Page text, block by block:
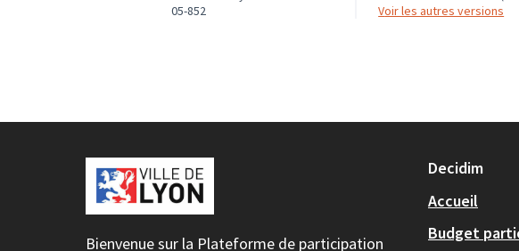
05-852
voir les autres versions
Bienvenue sur la Plateforme de participation
Decidim
Accueil
Budget